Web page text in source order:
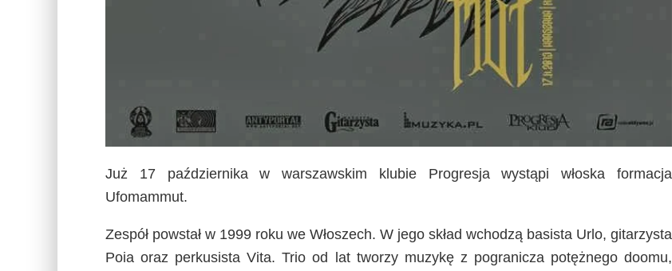
Już 17 października w warszawskim klubie Progresja wystąpi włoska formacja
Ufomammut.
Zespół powstał w 1999 roku we Włoszech. W jego skład wchodzą basista Urlo, gitarzysta
Poia oraz perkusista Vita. Trio od lat tworzy muzykę z pogranicza potężnego doomu,